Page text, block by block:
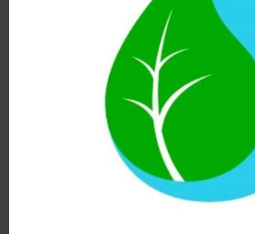
HCS DUO ANTI CAL con ZEOLITA
Hay existencias
Añadir al carrito Ver